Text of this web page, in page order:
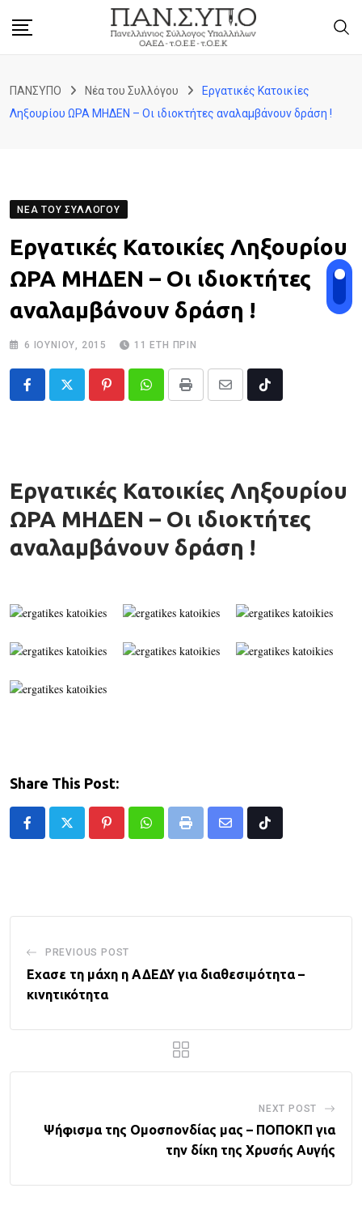
ΠΑΝΣΥΠΟ Νέα του Συλλόγου
Εργατικές Κατοικίες
Ληξουρίου ΩΡΑ ΜΗΔΕΝ – Οι ιδιοκτήτες αναλαμβάνουν δράση !
ΝΈΑ ΤΟΥ ΣΥΛΛΌΓΟΥ
Εργατικές Κατοικίες Ληξουρίου
ΩΡΑ ΜΗΔΕΝ – Οι ιδιοκτήτες
αναλαμβάνουν δράση !
6 ΙΟΥΝΊΟΥ, 2015 11 ΈΤΗ ΠΡΙΝ
PinterestWhatsappPrint
Share
Tiktok
Εργατικές Κατοικίες Ληξουρίου
ΩΡΑ ΜΗΔΕΝ – Οι ιδιοκτήτες
αναλαμβάνουν δράση !
Share This Post:
PinterestWhatsappPrint
Share
Tiktok
PREVIOUS POST
Εχασε τη μάχη η ΑΔΕΔΥ για διαθεσιμότητα –
κινητικότητα
NEXT POST
Ψήφισμα της Ομοσπονδίας μας – ΠΟΠΟΚΠ για
την δίκη της Χρυσής Αυγής